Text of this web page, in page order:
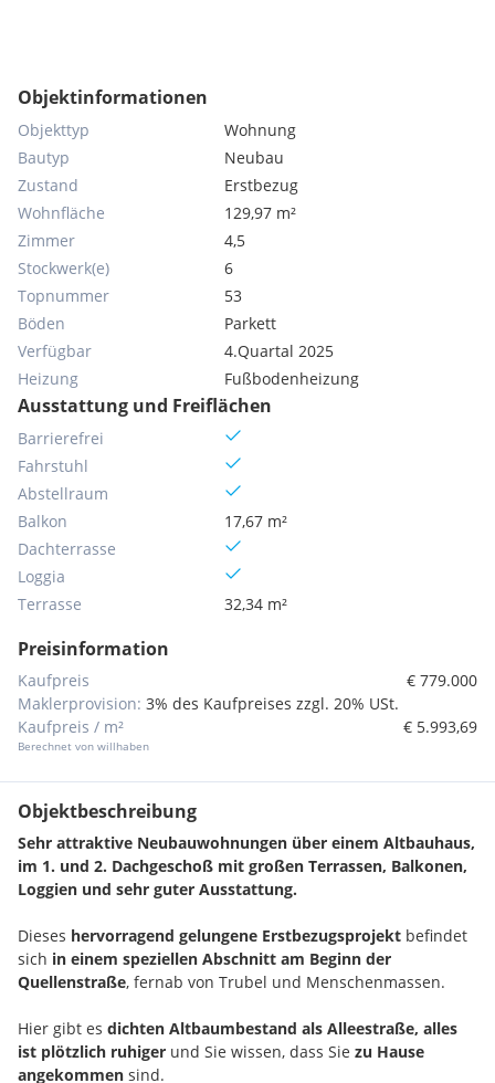
Objektinformationen
Objekttyp
Wohnung
Bautyp
Neubau
Zustand
Erstbezug
Wohnfläche
129,97 m²
Zimmer
4,5
Stockwerk(e)
6
Topnummer
53
Böden
Parkett
Verfügbar
4.Quartal 2025
Heizung
Fußbodenheizung
Ausstattung und Freiflächen
Barrierefrei
Fahrstuhl
Abstellraum
Balkon
17,67 m²
Dachterrasse
Loggia
Terrasse
32,34 m²
Preisinformation
Kaufpreis
€ 779.000
Maklerprovision: 3% des Kaufpreises zzgl. 20% USt.
Kaufpreis / m²
Berechnet von willhaben
€ 5.993,69
Objektbeschreibung
Sehr attraktive Neubauwohnungen über einem Altbauhaus,
im 1. und 2. Dachgeschoß mit großen Terrassen, Balkonen,
Loggien und sehr guter Ausstattung.
Dieses hervorragend gelungene Erstbezugsprojekt befindet
sich in einem speziellen Abschnitt am Beginn der
Quellenstraße, fernab von Trubel und Menschenmassen.
Hier gibt es dichten Altbaumbestand als Alleestraße, alles
ist plötzlich ruhiger und Sie wissen, dass Sie zu Hause
angekommen sind.